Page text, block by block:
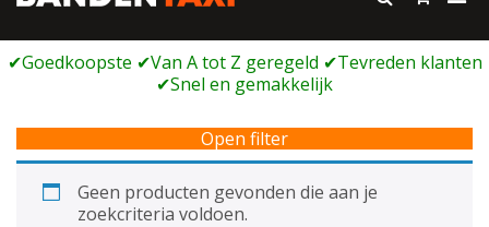
Bandengarage met eigen webshop
voor
Open filter
Geen producten gevonden die aan je
zoekcriteria voldoen.